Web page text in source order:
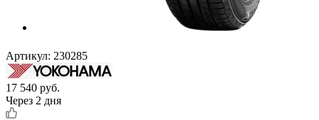
Артикул: 230285
17 540 руб.
Через 2 дня